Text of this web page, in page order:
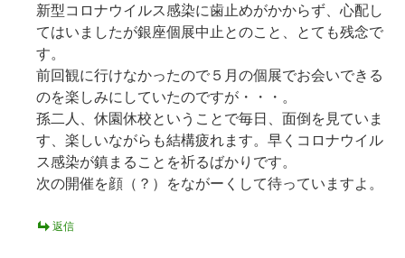
新型コロナウイルス感染に歯止めがかからず、心配し
てはいましたが銀座個展中止とのこと、とても残念で
す。
前回観に行けなかったので５月の個展でお会いできる
のを楽しみにしていたのですが・・・。
孫二人、休園休校ということで毎日、面倒を見ていま
す、楽しいながらも結構疲れます。早くコロナウイル
ス感染が鎮まることを祈るばかりです。
次の開催を顔（？）をながーくして待っていますよ。
返信